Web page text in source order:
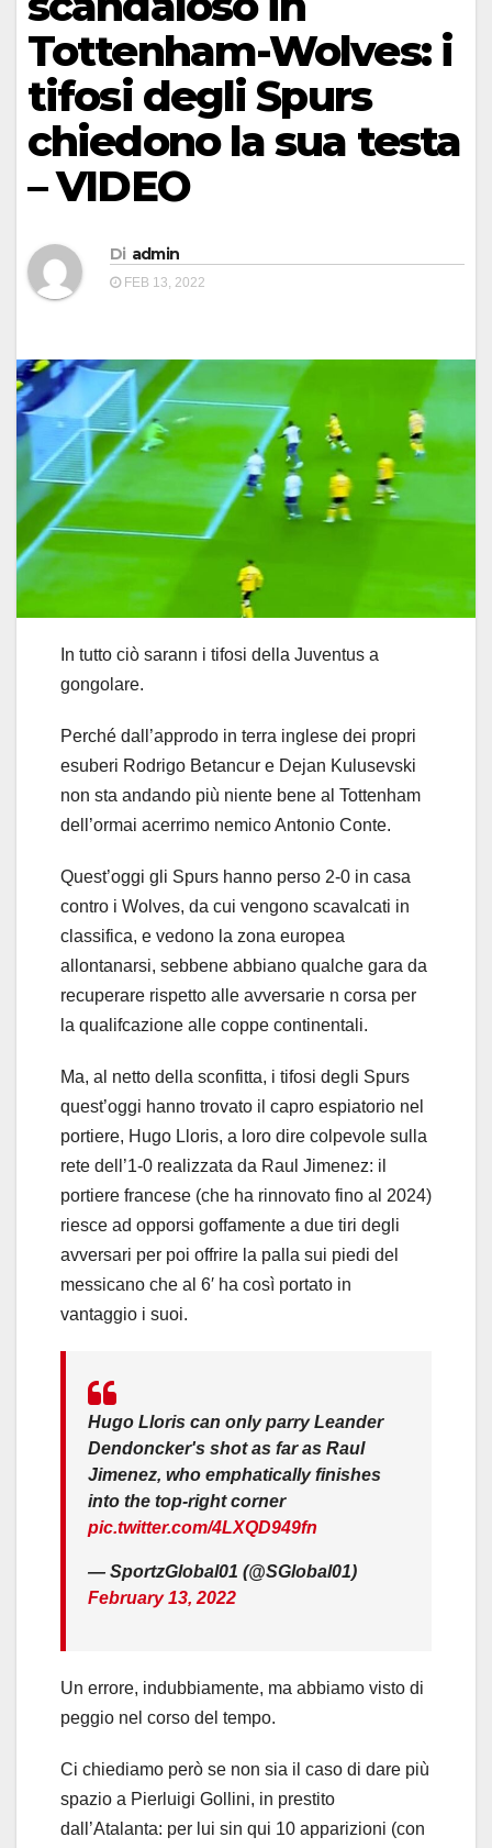
Tottenham-Wolves: i
tifosi degli Spurs
chiedono la sua testa
– VIDEO
Di admin
FEB 13, 2022
In tutto ciò sarann i tifosi della Juventus a
gongolare.
Perché dall’approdo in terra inglese dei propri
esuberi Rodrigo Betancur e Dejan Kulusevski
non sta andando più niente bene al Tottenham
dell’ormai acerrimo nemico Antonio Conte.
Quest’oggi gli Spurs hanno perso 2-0 in casa
contro i Wolves, da cui vengono scavalcati in
classifica, e vedono la zona europea
allontanarsi, sebbene abbiano qualche gara da
recuperare rispetto alle avversarie n corsa per
la qualifcazione alle coppe continentali.
Ma, al netto della sconfitta, i tifosi degli Spurs
quest’oggi hanno trovato il capro espiatorio nel
portiere, Hugo Lloris, a loro dire colpevole sulla
rete dell’1-0 realizzata da Raul Jimenez: il
portiere francese (che ha rinnovato fino al 2024)
riesce ad opporsi goffamente a due tiri degli
avversari per poi offrire la palla sui piedi del
messicano che al 6′ ha così portato in
vantaggio i suoi.
Hugo Lloris can only parry Leander
Dendoncker's shot as far as Raul
Jimenez, who emphatically finishes
into the top-right corner
pic.twitter.com/4LXQD949fn
— SportzGlobal01 (@SGlobal01)
February 13, 2022
Un errore, indubbiamente, ma abbiamo visto di
peggio nel corso del tempo.
Ci chiediamo però se non sia il caso di dare più
spazio a Pierluigi Gollini, in prestito
dall’Atalanta: per lui sin qui 10 apparizioni (con